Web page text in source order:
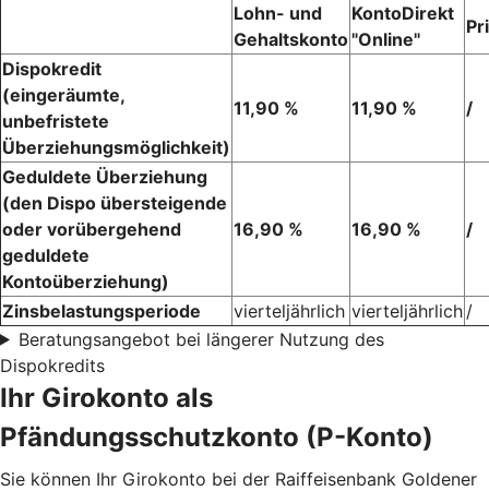
Lohn- und
Gehaltskonto
KontoDirekt
"Online"
Dispokredit
(eingeräumte,
unbefristete
Überziehungsmöglichkeit)
11,90 % 11,90 % /
Geduldete Überziehung
(den Dispo übersteigende
oder vorübergehend
geduldete
Kontoüberziehung)
16,90 % 16,90 % /
Zinsbelastungsperiode vierteljährlich vierteljährlich /
Beratungsangebot bei längerer Nutzung des
Dispokredits
Ihr Girokonto als
Pfändungsschutzkonto (P-Konto)
Sie können Ihr Girokonto bei der Raiffeisenbank Goldener